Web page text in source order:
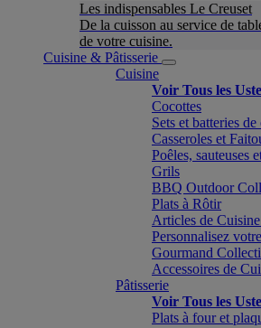
Les indispensables Le Creuset
De la cuisson au service de
de votre cuisine.
Cuisine & Pâtisserie
Cuisine
Voir Tous les
Cocottes
Sets et batteries
Casseroles et
Poêles, sauteuses
Grils
BBQ Outdoor
Plats à Rôtir
Articles de
Personnalisez
Gourmand
Accessoires de
Pâtisserie
Voir Tous les
Plats à four et